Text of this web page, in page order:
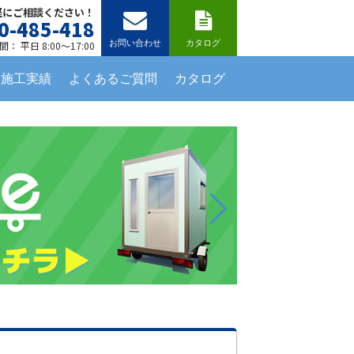
ご相談ください！
485-418
： 平日 8:00～17:00 お問い合わせ カタログ
施工実績 よくあるご質問 カタログ